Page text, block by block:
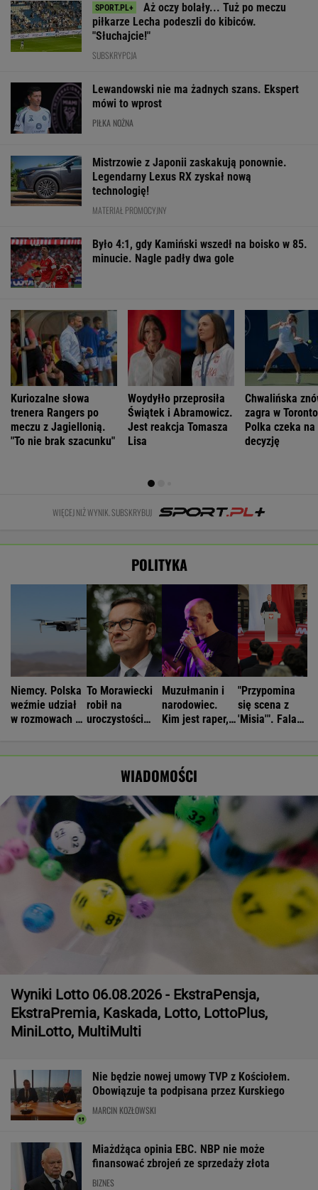
Aż oczy bolały... Tuż po meczu
piłkarze Lecha podeszli do kibiców.
"Słuchajcie!"
SUBSKRYPCJA
Lewandowski nie ma żadnych szans. Ekspert
mówi to wprost
PIŁKA NOŻNA
Mistrzowie z Japonii zaskakują ponownie.
Legendarny Lexus RX zyskał nową
technologię!
MATERIAŁ PROMOCYJNY
Było 4:1, gdy Kamiński wszedł na boisko w 85.
minucie. Nagle padły dwa gole
Kuriozalne słowa
trenera Rangers po
meczu z Jagiellonią.
"To nie brak szacunku"
Woydyłło przeprosiła
Świątek i Abramowicz.
Jest reakcja Tomasza
Lisa
Chwalińska
zagra w
Polka czeka na
decyzję
WIĘCEJ NIŻ WYNIK. SUBSKRYBUJ
POLITYKA
Niemcy. Polska
weźmie udział
w rozmowach o
To Morawiecki
robił na
uroczystości
Muzułmanin i
narodowiec.
Kim jest raper,
"Przypomina
się scena z
'Misia'". Fala
WIADOMOŚCI
Wyniki Lotto 06.08.2026 - EkstraPensja,
EkstraPremia, Kaskada, Lotto, LottoPlus,
MiniLotto, MultiMulti
Nie będzie nowej umowy TVP z Kościołem.
Obowiązuje ta podpisana przez Kurskiego
MARCIN KOZŁOWSKI
Miażdżąca opinia EBC. NBP nie może
finansować zbrojeń ze sprzedaży złota
BIZNES